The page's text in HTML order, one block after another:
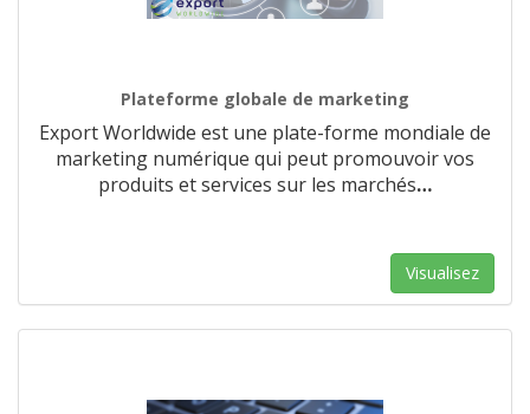
Plateforme globale de marketing
Export Worldwide est une plate-forme mondiale de
marketing numérique qui peut promouvoir vos
produits et services sur les marchés…
Visualisez